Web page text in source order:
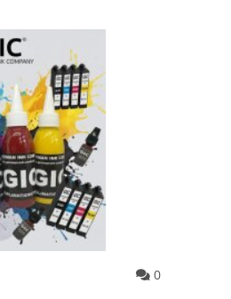
Kommentare
0